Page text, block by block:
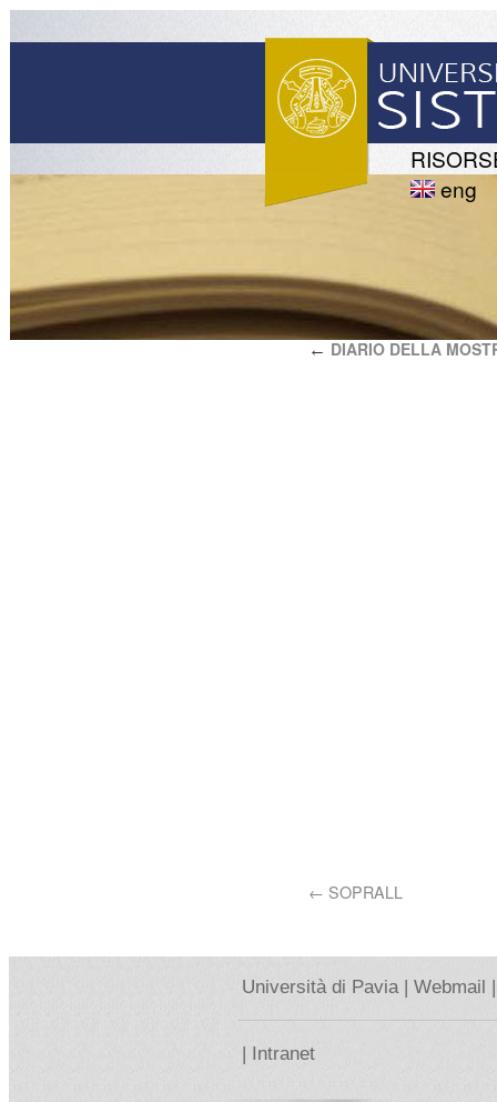
eng
← DIARIO DELLA
SOPRALL
Università di Pavia | Webmail |
| Intranet